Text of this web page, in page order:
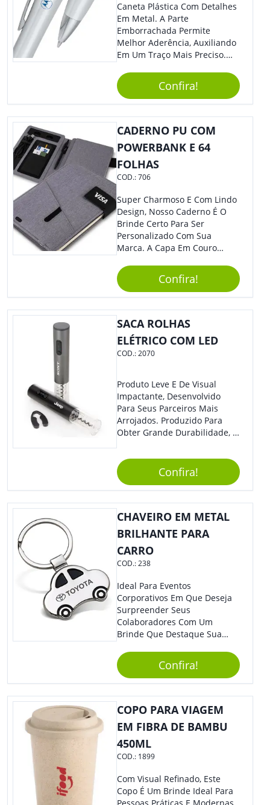
Caneta Plástica Com Detalhes
Em Metal. A Parte
Emborrachada Permite
Melhor Aderência, Auxiliando
Em Um Traço Mais Preciso.
Todo Tipo De Evento E
Público.
Confira!
CADERNO PU COM
POWERBANK E 64
FOLHAS
COD.:706
Super Charmoso E Com Lindo
Design, Nosso Caderno É O
Brinde Certo Para Ser
Personalizado Com Sua
Marca. A Capa Em Couro
Elástico Permite Maior
Segurança Ao Carregá-Lo.
Ofereça A Seus Clientes E
Colaboradores, Sem Dúvidas
Eles Irão Adorar.
Confira!
SACA ROLHAS
ELÉTRICO COM LED
COD.:2070
Produto Leve E De Visual
Impactante, Desenvolvido
Para Seus Parceiros Mais
Arrojados. Produzido Para
Obter Grande Durabilidade, É
Sua Marca De Forma Estilosa,
Agregando Valor Para Sua
Empresa Em Eventos.
Confira!
CHAVEIRO EM METAL
BRILHANTE PARA
CARRO
COD.:238
Ideal Para Eventos
Corporativos Em Que Deseja
Surpreender Seus
Colaboradores Com Um
Brinde Que Destaque Sua
Formato De Carro É Ideal!
Elaborado Com Metal,
Material Resistente E Durável,
O Item Conta Também Com
Lindo Design.
Confira!
COPO PARA VIAGEM
EM FIBRA DE BAMBU
450ML
COD.: 1899
Com Visual Refinado, Este
Copo É Um Brinde Ideal Para